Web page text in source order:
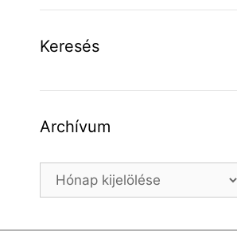
Keresés
Archívum
Archívum